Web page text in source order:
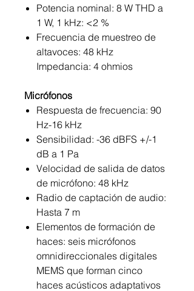
Potencia nominal: 8 W THD a
1 W, 1 kHz: <2 %
Frecuencia de muestreo de
altavoces: 48 kHz
Impedancia: 4 ohmios
Micrófonos
Respuesta de frecuencia: 90
Hz-16 kHz
Sensibilidad: -36 dBFS +/-1
dB a 1 Pa
Velocidad de salida de datos
de micrófono: 48 kHz
Radio de captación de audio:
Hasta 7 m
Elementos de formación de
haces: seis micrófonos
omnidireccionales digitales
MEMS que forman cinco
haces acústicos adaptativos